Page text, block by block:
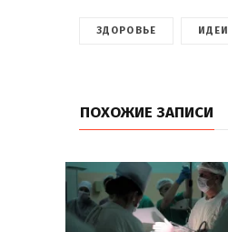
ЗДОРОВЬЕ ИДЕИ
ПОХОЖИЕ ЗАПИСИ